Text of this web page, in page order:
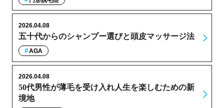
五十代からのシャンプー選びと頭皮マッサージ法
2026.04.08
AGA
50代男性が薄毛を受け入れ人生を楽しむための新
境地
2026.04.08